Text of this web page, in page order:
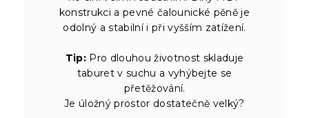
konstrukci a pevné čalounické pěně je
odolný a stabilní i při vyšším zatížení.
Tip: Pro dlouhou životnost skladuje
taburet v suchu a vyhýbejte se
přetěžování.
Je úložný prostor dostatečně velký?